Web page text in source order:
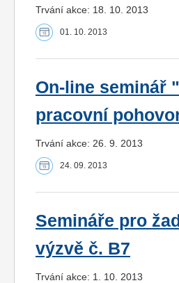
Trvání akce: 18. 10. 2013
01. 10. 2013
On-line seminář
pracovní
Trvání akce: 26. 9. 2013
24. 09. 2013
Semináře pro
výzvě č. B7
Trvání akce: 1. 10. 2013